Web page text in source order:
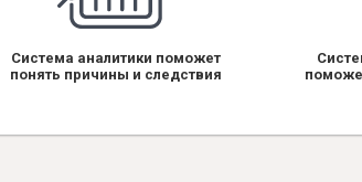
Система аналитики поможет
понять причины и следствия